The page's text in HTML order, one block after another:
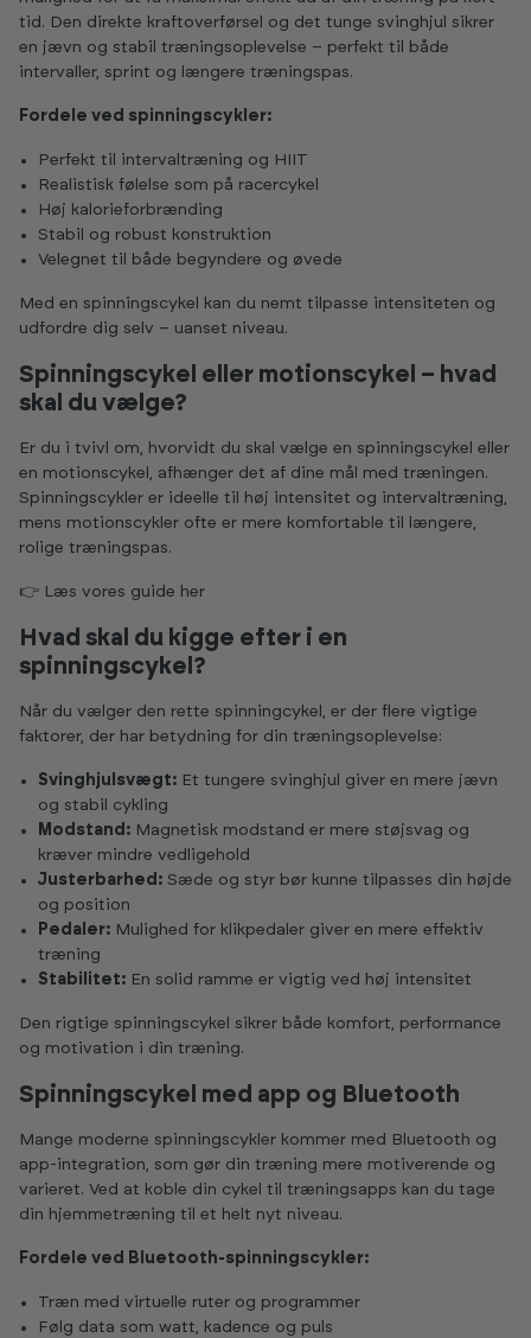
tid. Den direkte kraftoverførsel og det tunge svinghjul sikrer
en jævn og stabil træningsoplevelse – perfekt til både
intervaller, sprint og længere træningspas.
Fordele ved spinningscykler:
Perfekt til intervaltræning og HIIT
Realistisk følelse som på racercykel
Høj kalorieforbrænding
Stabil og robust konstruktion
Velegnet til både begyndere og øvede
Med en spinningscykel kan du nemt tilpasse intensiteten og
udfordre dig selv – uanset niveau.
Spinningscykel eller motionscykel – hvad
skal du vælge?
Er du i tvivl om, hvorvidt du skal vælge en spinningscykel eller
en motionscykel, afhænger det af dine mål med træningen.
Spinningscykler er ideelle til høj intensitet og intervaltræning,
mens motionscykler ofte er mere komfortable til længere,
rolige træningspas.
👉 Læs vores guide her
Hvad skal du kigge efter i en
spinningscykel?
Når du vælger den rette spinningcykel, er der flere vigtige
faktorer, der har betydning for din træningsoplevelse:
Svinghjulsvægt: Et tungere svinghjul giver en mere jævn
og stabil cykling
Modstand: Magnetisk modstand er mere støjsvag og
kræver mindre vedligehold
Justerbarhed: Sæde og styr bør kunne tilpasses din højde
og position
Pedaler: Mulighed for klikpedaler giver en mere effektiv
træning
Stabilitet: En solid ramme er vigtig ved høj intensitet
Den rigtige spinningscykel sikrer både komfort, performance
og motivation i din træning.
Spinningscykel med app og Bluetooth
Mange moderne spinningscykler kommer med Bluetooth og
app-integration, som gør din træning mere motiverende og
varieret. Ved at koble din cykel til træningsapps kan du tage
din hjemmetræning til et helt nyt niveau.
Fordele ved Bluetooth-spinningscykler:
Træn med virtuelle ruter og programmer
Følg data som watt, kadence og puls